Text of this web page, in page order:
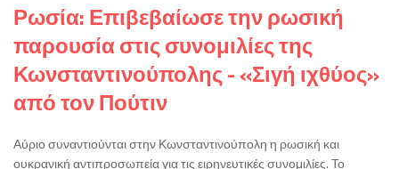
Ρωσία: Επιβεβαίωσε την ρωσική
παρουσία στις συνομιλίες της
Κωνσταντινούπολης - «Σιγή ιχθύος»
από τον Πούτιν
Αύριο συναντιούνται στην Κωνσταντινούπολη η ρωσική και
ουκρανική αντιπροσωπεία για τις ειρηνευτικές συνομιλίες. Το